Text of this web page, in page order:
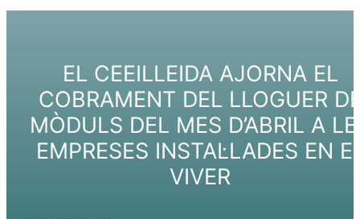
EL CEEILLEIDA AJORNA EL
COBRAMENT DEL LLOGUER
MÒDULS DEL MES D’ABRIL A
EMPRESES INSTAL·LADES EN
VIVER